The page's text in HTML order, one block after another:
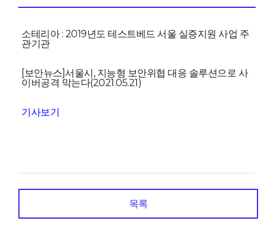
소테리아 : 2019년도 테스트베드 서울 실증지원 사업 주
관기관
[보안뉴스]서울시, 지능형 보안위협 대응 솔루션으로 사
이버공격 막는다(2021.05.21)
기사보기
목록